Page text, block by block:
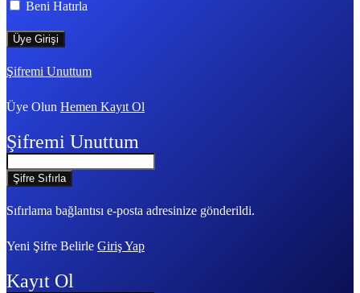
Beni Hatırla
Şifremi Unuttum
Üye Olun Hemen Kayıt Ol
Şifremi Unuttum
Sıfırlama bağlantısı e-posta adresinize gönderildi.
Yeni Şifre Belirle Giriş Yap
Kayıt Ol